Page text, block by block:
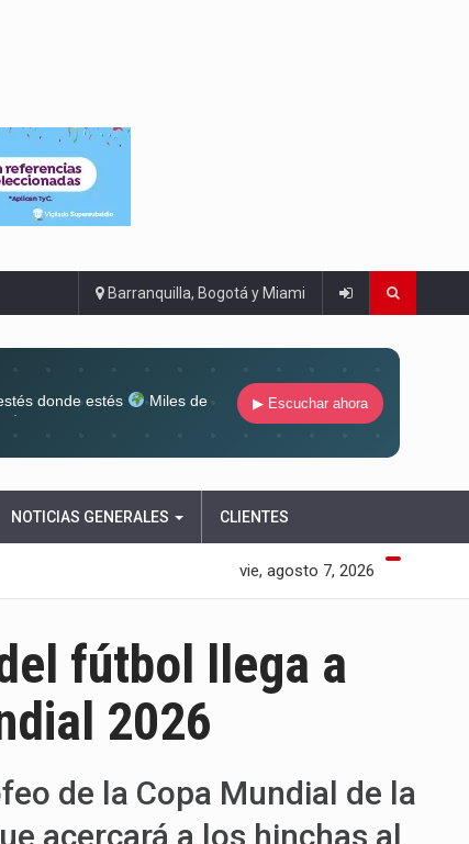
Barranquilla, Bogotá y Miami
donde estés
Miles de
▶ Escuchar ahora
NOTICIAS GENERALES CLIENTES
vie, agosto 7, 2026
fútbol llega a
2026
de la Copa Mundial de la
acercará a los hinchas al